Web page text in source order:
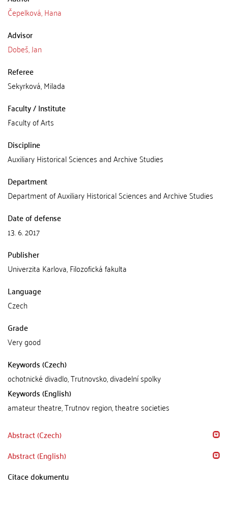
Čepelková, Hana
Advisor
Dobeš, Jan
Referee
Sekyrková, Milada
Faculty / Institute
Faculty of Arts
Discipline
Auxiliary Historical Sciences and Archive Studies
Department
Department of Auxiliary Historical Sciences and Archive Studies
Date of defense
13. 6. 2017
Publisher
Univerzita Karlova, Filozofická fakulta
Language
Czech
Grade
Very good
Keywords (Czech)
ochotnické divadlo, Trutnovsko, divadelní spolky
Keywords (English)
amateur theatre, Trutnov region, theatre societies
Abstract (Czech)
Abstract (English)
Citace dokumentu